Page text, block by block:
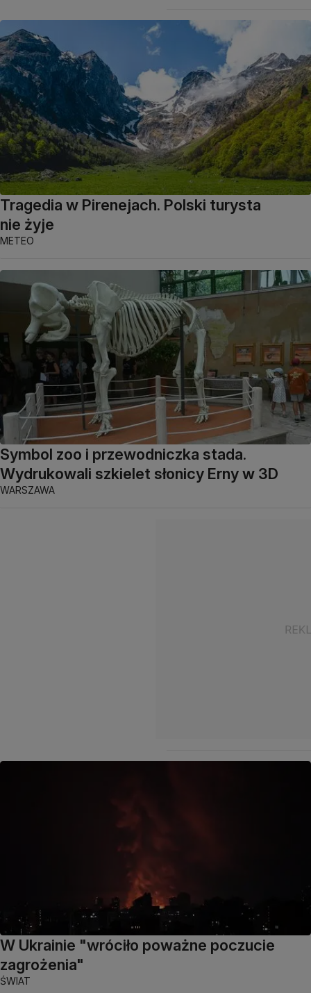
Tragedia w Pirenejach. Polski turysta
nie żyje
METEO
Symbol zoo i przewodniczka stada.
Wydrukowali szkielet słonicy Erny w 3D
WARSZAWA
W Ukrainie "wróciło poważne poczucie
zagrożenia"
ŚWIAT